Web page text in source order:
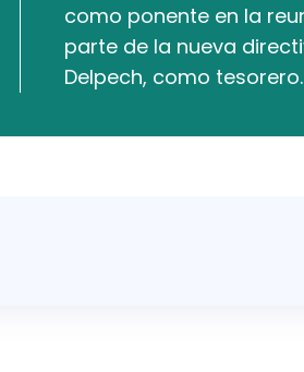
como ponente en la
parte de la nueva
Delpech, como tesorero.